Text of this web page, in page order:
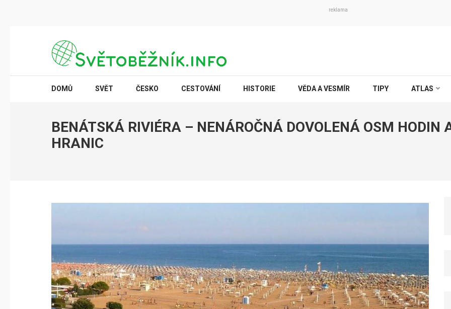
reklama
SVĚTOBĚŽNÍK.INFO
DOMŮ SVĚT ČESKO CESTOVÁNÍ HISTORIE VĚDA A VESMÍR TIPY ATLAS
BENÁTSKÁ RIVIÉRA – NENÁROČNÁ DOVOLENÁ OSM HODIN
HRANIC